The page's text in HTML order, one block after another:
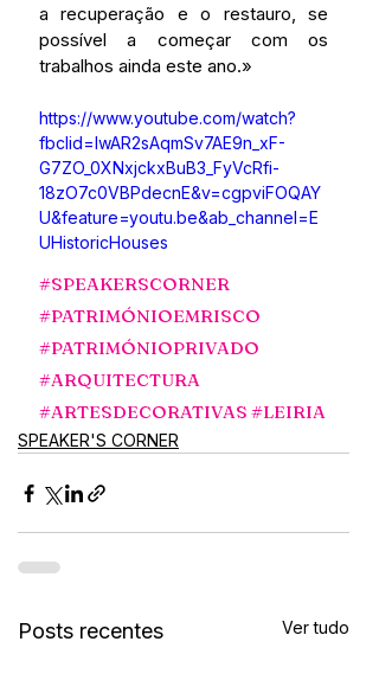
a recuperação e o restauro, se
possível a começar com os
trabalhos ainda este ano.»
https://www.youtube.com/watch?
fbclid=IwAR2sAqmSv7AE9n_xF-
G7ZO_0XNxjckxBuB3_FyVcRfi-
18zO7c0VBPdecnE&v=cgpviFOQAY
U&feature=youtu.be&ab_channel=E
UHistoricHouses
#SPEAKERSCORNER
#PATRIMÓNIOEMRISCO
#PATRIMÓNIOPRIVADO
#ARQUITECTURA
#ARTESDECORATIVAS #LEIRIA
SPEAKER'S CORNER
Posts recentes Ver tudo